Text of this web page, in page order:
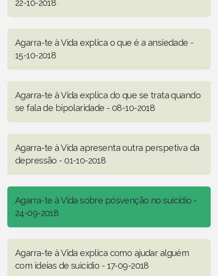
22-10-2018
Agarra-te à Vida explica o que é a ansiedade -
15-10-2018
Agarra-te à Vida explica do que se trata quando
se fala de bipolaridade - 08-10-2018
Agarra-te à Vida apresenta outra perspetiva da
depressão - 01-10-2018
Agarra-te à Vida sobre pósvenção no suicídio -
24-09-2018
Agarra-te à Vida explica como ajudar alguém
com ideias de suicídio - 17-09-2018